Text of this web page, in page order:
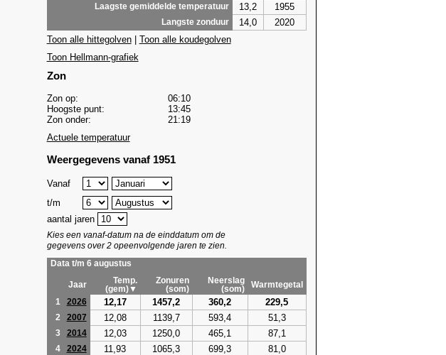
Laagste gemiddelde temperatuur 13,2 1955
Langste zonduur 14,0
2020
Toon alle hittegolven| Toon alle koudegolven
Toon Hellmann-grafiek
Zon
Zon op:
06:10
Hoogste punt:
13:45
Zon onder:
21:19
Actuele temperatuur
Weergegevens vanaf 1951
Vanaf
t/m
aantal jaren
Kies een vanaf-datum na de einddatum om de
gegevens over 2 opeenvolgende jaren te zien.
Data t/m 6 augustus
Jaar
Temp.
(gem)▼
Zonuren
(som)
Neerslag
(som)
Warmtegetal
1
2026 12,17 1457,2 360,2 229,5
2 2007 12,08 1139,7 593,4 51,3
3 2014 12,03 1250,0 465,1 87,1
4 2024 11,93 1065,3 699,3 81,0